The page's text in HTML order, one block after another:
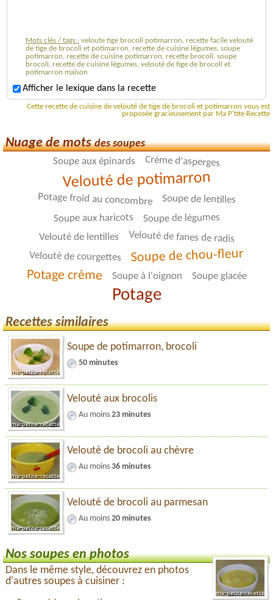
Mots clés / tags : veloute tige brocoli potimarron, recette facile velouté
de tige de brocoli et potimarron, recette de cuisine légumes, soupe
potimarron, recette de cuisine potimarron, recette brocoli, soupe
brocoli, recette de cuisine légumes, velouté de tige de brocoli et
potimarron maison
Afficher le lexique dans la recette
Cette recette de cuisine de velouté de tige de brocoli et potimarron vous est
proposée gracieusement par Ma P'tite Recette
Nuage de motsdes soupes
Soupe aux épinards Crème d'asperges
Velouté de potimarron
Potage froid au concombre Soupe de lentilles
Soupe aux haricots Soupe de légumes
Velouté de lentilles Velouté de fanes de radis
Velouté de courgettes Soupe de chou-fleur
Potage crème Soupe à l'oignon Soupe glacée
Potage
Recettes similaires
Soupe de potimarron, brocoli
50 minutes
Velouté aux brocolis
Au moins 23 minutes
Velouté de brocoli au chèvre
Au moins 36 minutes
Velouté de brocoli au parmesan
Au moins 20 minutes
Nos soupes en photos
Dans le même style, découvrez en photos
d'autres soupes à cuisiner :